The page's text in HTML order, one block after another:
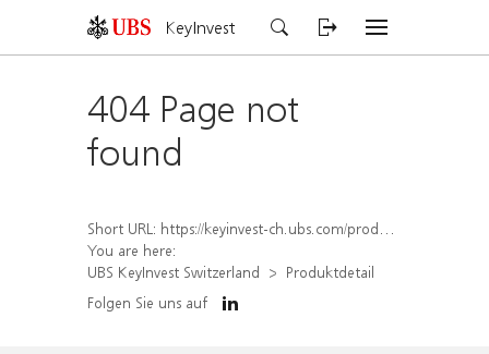
KeyInvest
404 Page not
found
Short URL: https://keyinvest-ch.ubs.com/produkt/detail/index/isin/CH1562165386
You are here:
UBS KeyInvest Switzerland
Produktdetail
Folgen Sie uns auf